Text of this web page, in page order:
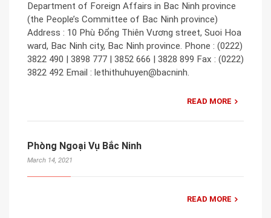
Department of Foreign Affairs in Bac Ninh province
(the People’s Committee of Bac Ninh province)
Address : 10 Phù Đổng Thiên Vương street, Suoi Hoa
ward, Bac Ninh city, Bac Ninh province. Phone : (0222)
3822 490 | 3898 777 | 3852 666 | 3828 899 Fax : (0222)
3822 492 Email : lethithuhuyen@bacninh.
READ MORE
Phòng Ngoại Vụ Bắc Ninh
March 14, 2021
READ MORE